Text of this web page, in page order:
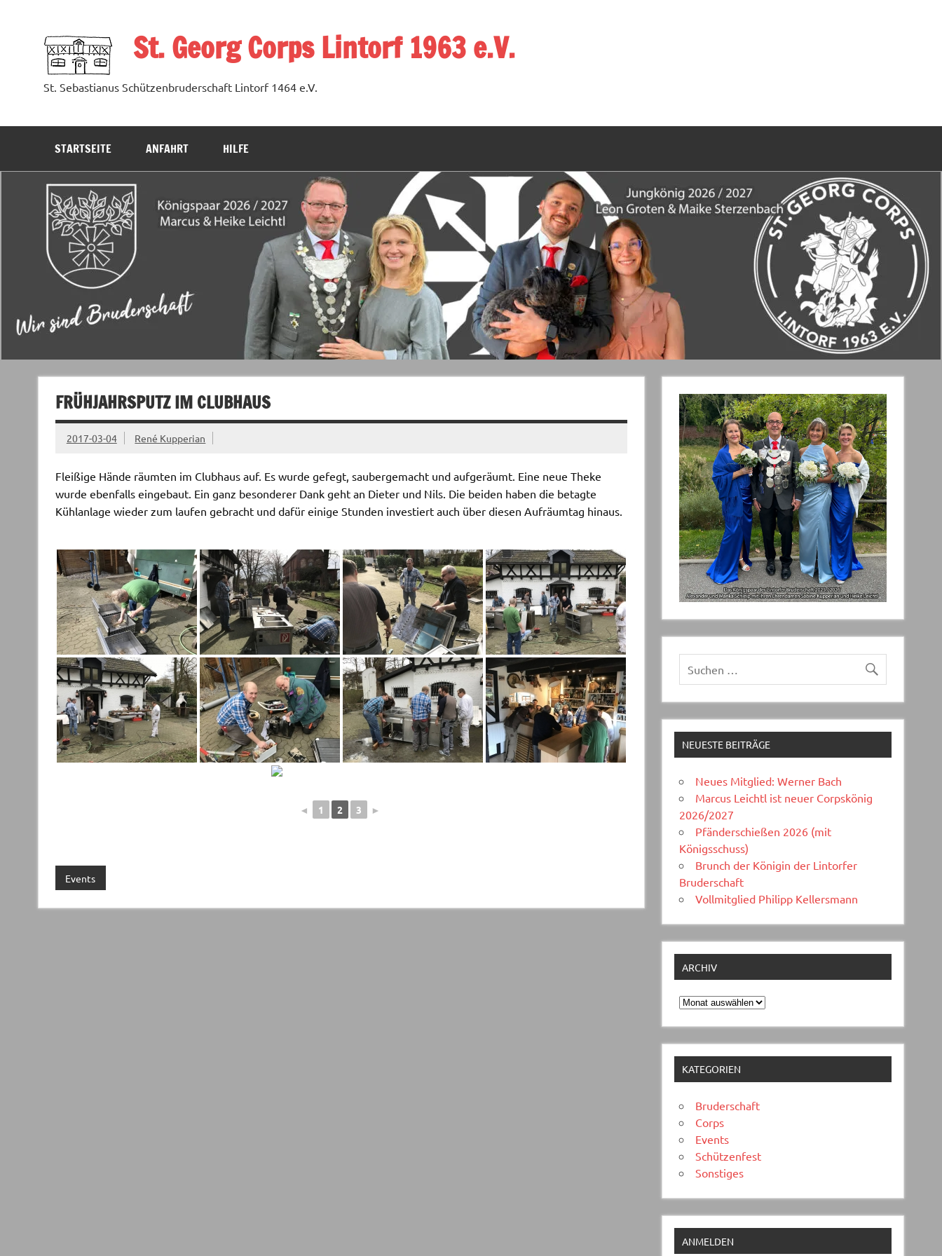
St. Georg Corps Lintorf 1963 e.V.
St. Sebastianus Schützenbruderschaft Lintorf 1464 e.V.
STARTSEITE ANFAHRT HILFE
FRÜHJAHRSPUTZ IM CLUBHAUS
2017-03-04 René Kupperian
Fleißige Hände räumten im Clubhaus auf. Es wurde gefegt, saubergemacht und aufgeräumt. Eine neue Theke
wurde ebenfalls eingebaut. Ein ganz besonderer Dank geht an Dieter und Nils. Die beiden haben die betagte
Kühlanlage wieder zum laufen gebracht und dafür einige Stunden investiert auch über diesen Aufräumtag hinaus.
◄ 1 2 3 ►
Events
NEUESTE BEITRÄGE
Neues Mitglied: Werner Bach
Marcus Leichtl ist neuer Corpskönig
2026/2027
Pfänderschießen 2026 (mit
Königsschuss)
Brunch der Königin der Lintorfer
Bruderschaft
Vollmitglied Philipp Kellersmann
ARCHIV
Archiv
KATEGORIEN
Bruderschaft
Corps
Events
Schützenfest
Sonstiges
ANMELDEN